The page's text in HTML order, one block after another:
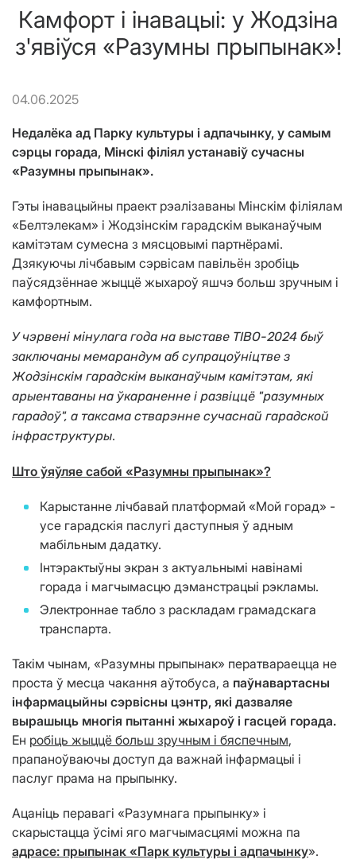
Камфорт і інавацыі: у Жодзіна
з'явіўся «Разумны прыпынак»!
04.06.2025
Недалёка ад Парку культуры і адпачынку, у самым
сэрцы горада, Мінскі філіял устанавіў сучасны
«Разумны прыпынак».
Гэты інавацыйны праект рэалізаваны Мінскім філіялам
«Белтэлекам» і Жодзінскім гарадскім выканаўчым
камітэтам сумесна з мясцовымі партнёрамі.
Дзякуючы лічбавым сэрвісам павільён зробіць
паўсядзённае жыццё жыхароў яшчэ больш зручным і
камфортным.
У чэрвені мінулага года на выставе TIBO-2024 быў
заключаны мемарандум аб супрацоўніцтве з
Жодзінскім гарадскім выканаўчым камітэтам, які
арыентаваны на ўкараненне і развіццё "разумных
гарадоў", а таксама стварэнне сучаснай гарадской
інфраструктуры.
Што ўяўляе сабой «Разумны прыпынак»?
Карыстанне лічбавай платформай «Мой горад» -
усе гарадскія паслугі даступныя ў адным
мабільным дадатку.
Iнтэрактыўны экран з актуальнымі навінамі
горада і магчымасцю дэманстрацыі рэкламы.
Электроннае табло з раскладам грамадскага
транспарта.
Такім чынам, «Разумны прыпынак» ператвараецца не
проста ў месца чакання аўтобуса, а паўнавартасны
інфармацыйны сэрвісны цэнтр, які дазваляе
вырашыць многія пытанні жыхароў і гасцей горада.
Ен робіць жыццё больш зручным і бяспечным,
прапаноўваючы доступ да важнай інфармацыі і
паслуг прама на прыпынку.
Ацаніць перавагі «Разумнага прыпынку» і
скарыстацца ўсімі яго магчымасцямі можна па
адрасе: прыпынак «Парк культуры і адпачынку».